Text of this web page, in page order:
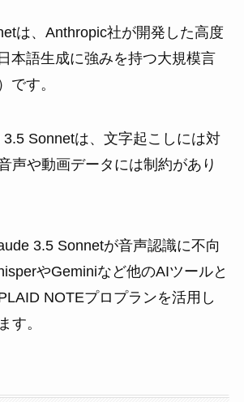
は、Anthropic社が開発した高度
本語生成に強みを持つ大規模言
です。
3.5 Sonnetは、文字起こしには対
声や動画データには制約があり
3.5 Sonnetが音声認識に不向
やGeminiなど他のAIツールと
NOTEプロプランを活用し
す。